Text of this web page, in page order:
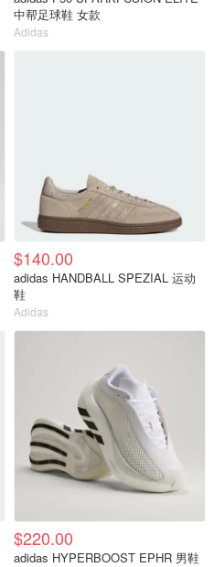
中帮足球鞋 女款
Adidas
$140.00
adidas HANDBALL SPEZIAL 运动
鞋
Adidas
$220.00
adidas HYPERBOOST EPHR 男鞋